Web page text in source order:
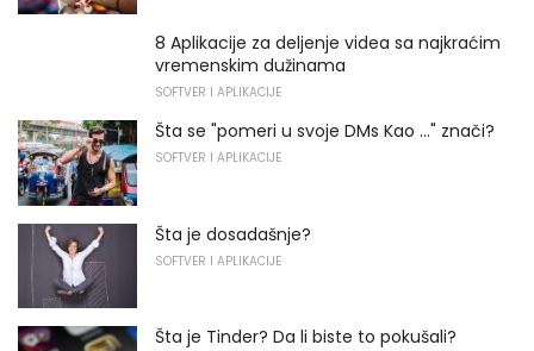
8 Aplikacije za deljenje videa sa najkraćim
vremenskim dužinama
SOFTVER I APLIKACIJE
Šta se "pomeri u svoje DMs Kao ..." znači?
SOFTVER I APLIKACIJE
Šta je dosadašnje?
SOFTVER I APLIKACIJE
Šta je Tinder? Da li biste to pokušali?